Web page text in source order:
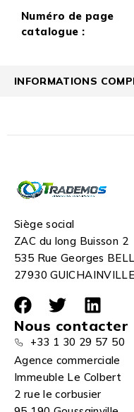
Numéro de page
catalogue :
INFORMATIONS
Siège social
ZAC du long Buisson 2
535 Rue Georges
27930 GUICHAINVILLE
Nous contacter
+33 1 30 29 57 50
Agence commerciale
Immeuble Le Colbert
2 rue le corbusier